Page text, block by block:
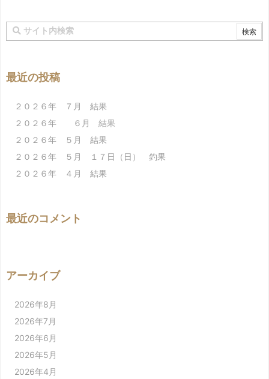
最近の投稿
２０２６年 ７月 結果
２０２６年 ６月 結果
２０２６年 ５月 結果
２０２６年 ５月 １７日（日） 釣果
２０２６年 ４月 結果
最近のコメント
アーカイブ
2026年8月
2026年7月
2026年6月
2026年5月
2026年4月